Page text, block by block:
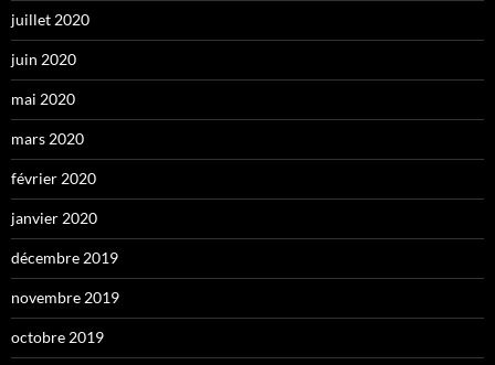
juillet 2020
juin 2020
mai 2020
mars 2020
février 2020
janvier 2020
décembre 2019
novembre 2019
octobre 2019